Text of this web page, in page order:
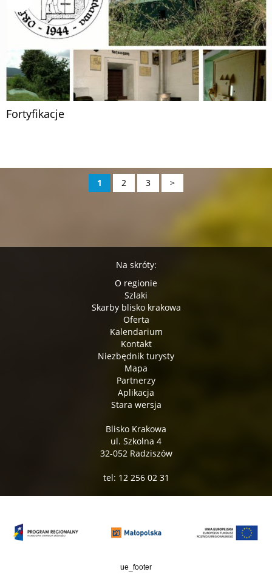
Fortyfikacje
1 2 3 >
Na skróty:
O regionie
Szlaki
Skarby blisko krakowa
Oferta
Kalendarium
Kontakt
Niezbędnik turysty
Mapa
Partnerzy
Aplikacja
Stara wersja
Blisko Krakowa
ul. Szkolna 4
32-052 Radziszów
tel: 12 256 02 31
ue_footer